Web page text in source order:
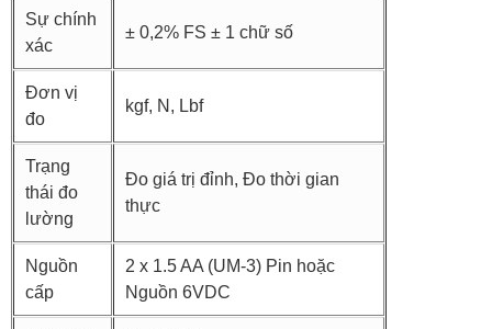
Sự chính
xác
± 0,2% FS ± 1 chữ số
Đơn vị
đo
kgf, N, Lbf
Trạng
thái đo
lường
Đo giá trị đỉnh, Đo thời gian
thực
Nguồn
cấp
2 x 1.5 AA (UM-3) Pin hoặc
Nguồn 6VDC